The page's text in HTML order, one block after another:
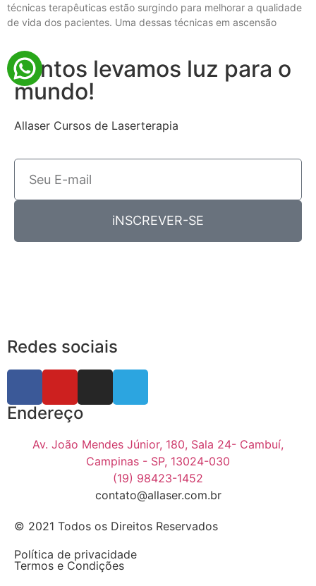
técnicas terapêuticas estão surgindo para melhorar a qualidade
de vida dos pacientes. Uma dessas técnicas em ascensão
Juntos levamos luz para o
mundo!
Allaser Cursos de Laserterapia
iNSCREVER-SE
Redes sociais
Endereço
Av. João Mendes Júnior, 180, Sala 24- Cambuí,
Campinas - SP, 13024-030
(19) 98423-1452
contato@allaser.com.br
© 2021 Todos os Direitos Reservados
Política de privacidade
Termos e Condições